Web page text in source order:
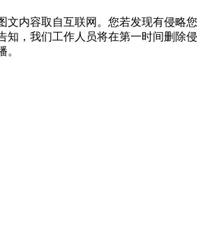
文内容取自互联网。您若发现有侵略您
知，我们工作人员将在第一时间删除侵
。